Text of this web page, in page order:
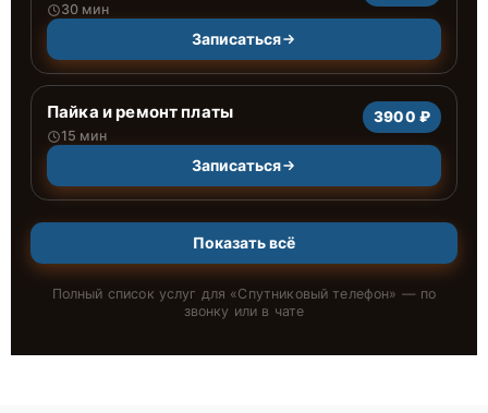
30 мин
Записаться
Пайка и ремонт платы
15 мин
3900 ₽
Записаться
Показать всё
Полный список услуг для «Спутниковый телефон» — по
звонку или в чате